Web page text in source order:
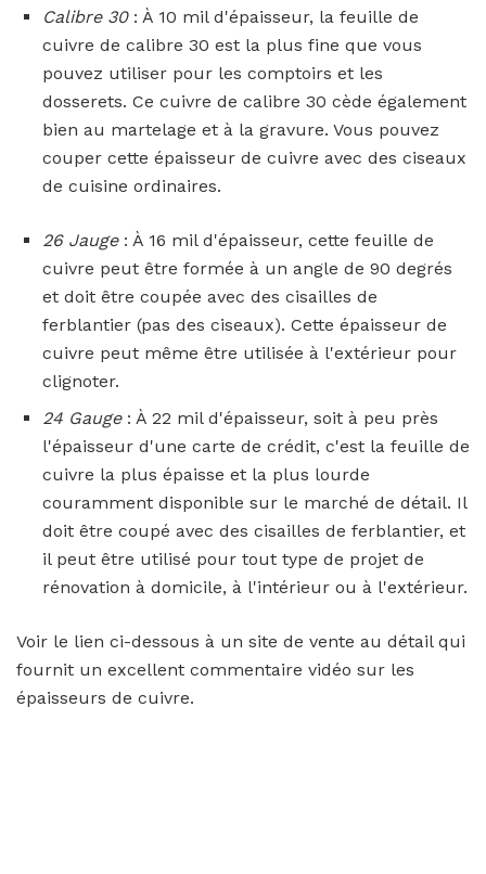
Calibre 30: À 10 mil d'épaisseur, la feuille de
cuivre de calibre 30 est la plus fine que vous
pouvez utiliser pour les comptoirs et les
dosserets. Ce cuivre de calibre 30 cède également
bien au martelage et à la gravure. Vous pouvez
couper cette épaisseur de cuivre avec des ciseaux
de cuisine ordinaires.
26 Jauge: À 16 mil d'épaisseur, cette feuille de
cuivre peut être formée à un angle de 90 degrés
et doit être coupée avec des cisailles de
ferblantier (pas des ciseaux). Cette épaisseur de
cuivre peut même être utilisée à l'extérieur pour
clignoter.
24 Gauge: À 22 mil d'épaisseur, soit à peu près
l'épaisseur d'une carte de crédit, c'est la feuille de
cuivre la plus épaisse et la plus lourde
couramment disponible sur le marché de détail. Il
doit être coupé avec des cisailles de ferblantier, et
il peut être utilisé pour tout type de projet de
rénovation à domicile, à l'intérieur ou à l'extérieur.
Voir le lien ci-dessous à un site de vente au détail qui
fournit un excellent commentaire vidéo sur les
épaisseurs de cuivre.